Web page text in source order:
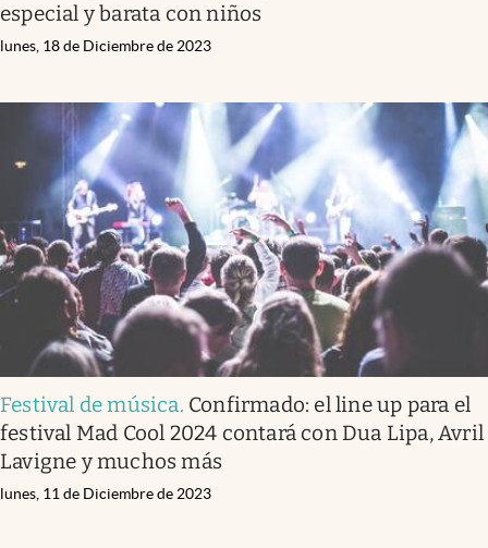
especial y barata con niños
lunes, 18 de Diciembre de 2023
Festival de música. Confirmado: el line up para el
festival Mad Cool 2024 contará con Dua Lipa, Avril
Lavigne y muchos más
lunes, 11 de Diciembre de 2023